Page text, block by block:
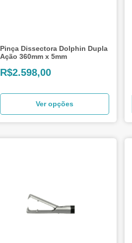
Pinça Dissectora Dolphin Dupla
Ação 360mm x 5mm
R$2.598,00
Ver opções